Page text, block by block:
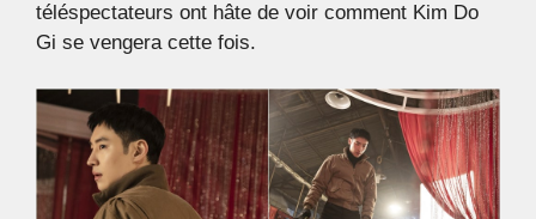
téléspectateurs ont hâte de voir comment Kim Do
Gi se vengera cette fois.